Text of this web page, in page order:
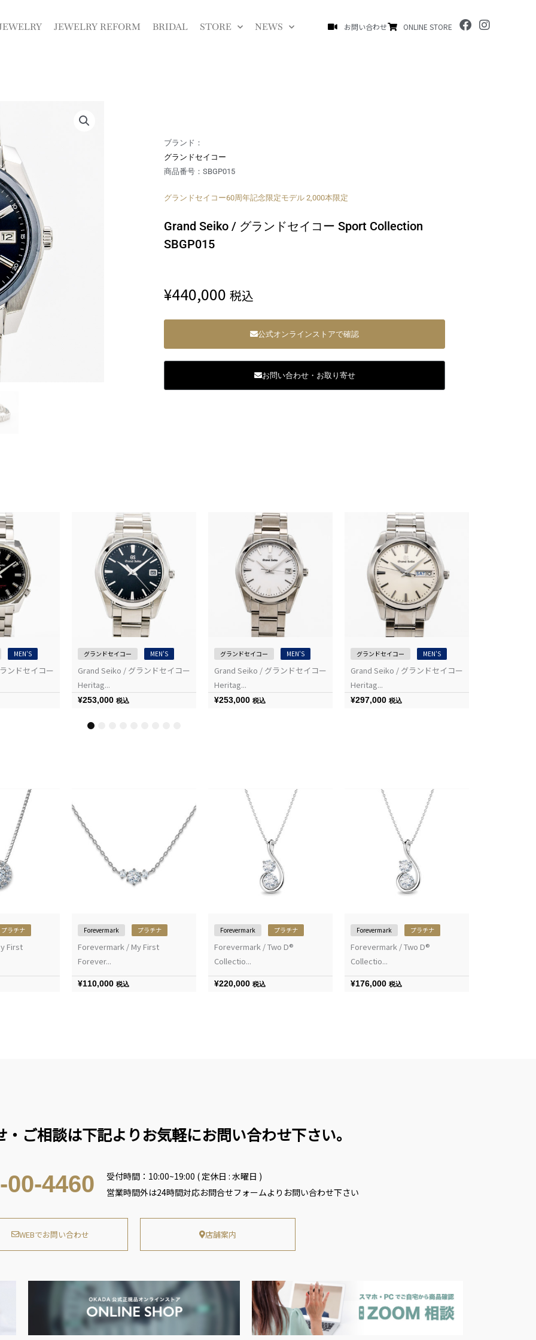
JEWELRY REFORM BRIDAL STORE NEWS お問い合わせ ONLINE STORE F
a
I
n
ブランド：
グランドセイコー
商品番号：SBGP015
グランドセイコー60周年記念限定モデル 2,000本限定
Grand Seiko / グランドセイコー Sport Collection
SBGP015
¥440,000 税込
公式オンラインストアで確認
お問い合わせ・お取り寄せ
MEN'S
ンドセイコー
グランドセイコー MEN'S
Grand Seiko / グランドセイコー
Heritag...
¥253,000 税込
グランドセイコー MEN'S
Grand Seiko / グランドセイコー
Heritag...
¥253,000 税込
グランドセイコー MEN'S
Grand Seiko / グランドセイコー
Heritag...
¥297,000 税込
4
プラチナ
First
Forevermark プラチナ
Forevermark / My First
Forever...
¥110,000 税込
Forevermark プラチナ
Forevermark / Two D®
Collectio...
¥220,000 税込
Forevermark プラチナ
Forevermark / Two D®
Collectio...
¥176,000 税込
ご相談は下記よりお気軽にお問い合わせ下さい。
00-4460
受付時間：10:00~19:00 ( 定休日 : 水曜日 )
営業時間外は24時間対応お問合せフォームよりお問い合わせ下さい
WEBでお問い合わせ 店舗案内